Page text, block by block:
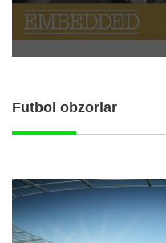
Futbol obzorlar